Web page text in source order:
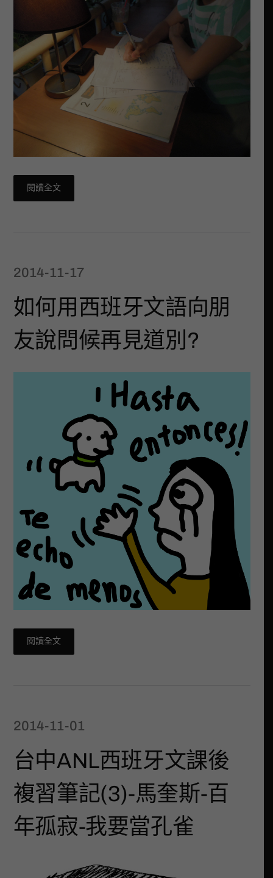
閱讀全文
2014-11-17
如何用西班牙文語向朋
友說問候再見道別?
閱讀全文
2014-11-01
台中ANL西班牙文課後
複習筆記(3)-馬奎斯-百
年孤寂-我要當孔雀